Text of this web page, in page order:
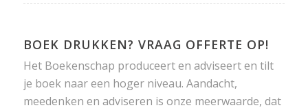
BOEK DRUKKEN? VRAAG OFFERTE OP!
Het Boekenschap produceert en adviseert en tilt
je boek naar een hoger niveau. Aandacht,
meedenken en adviseren is onze meerwaarde, dat